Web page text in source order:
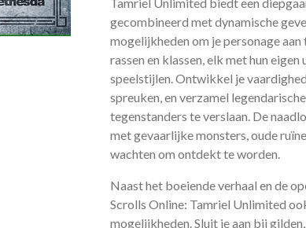
gecombineerd met dynamische
mogelijkheden om je personage
rassen en klassen, elk met hun
speelstijlen. Ontwikkel je
spreuken, en verzamel
tegenstanders te verslaan. De
met gevaarlijke monsters, oude
wachten om ontdekt te worden.
Naast het boeiende verhaal en de
Scrolls Online: Tamriel Unlimited
mogelijkheden. Sluit je aan bij